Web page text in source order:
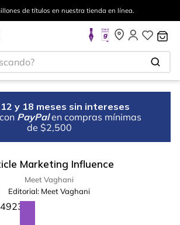
de títulos en nuestra tienda en línea.
12 y 18 meses sin intereses
PayPal en compras mínimas
de $2,500
Marketing Influence
Meet Vaghani
Editorial: Meet Vaghani